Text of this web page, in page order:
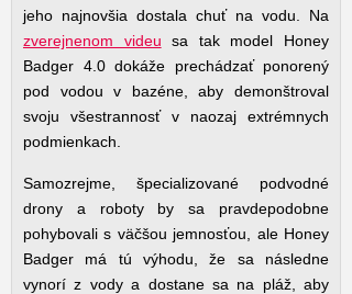
jeho najnovšia dostala chuť na vodu. Na
zverejnenom videu sa tak model Honey
Badger 4.0 dokáže prechádzať ponorený
pod vodou v bazéne, aby demonštroval
svoju všestrannosť v naozaj extrémnych
podmienkach.
Samozrejme, špecializované podvodné
drony a roboty by sa pravdepodobne
pohybovali s väčšou jemnosťou, ale Honey
Badger má tú výhodu, že sa následne
vynorí z vody a dostane sa na pláž, aby